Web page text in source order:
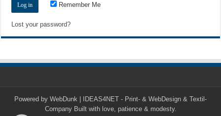
Remember Me
Lost your password?
Powered by WebDunk | IDEAS4NET - Print- & WebDesign & Textil-
CompanyBuilt with love, patience & modesty.